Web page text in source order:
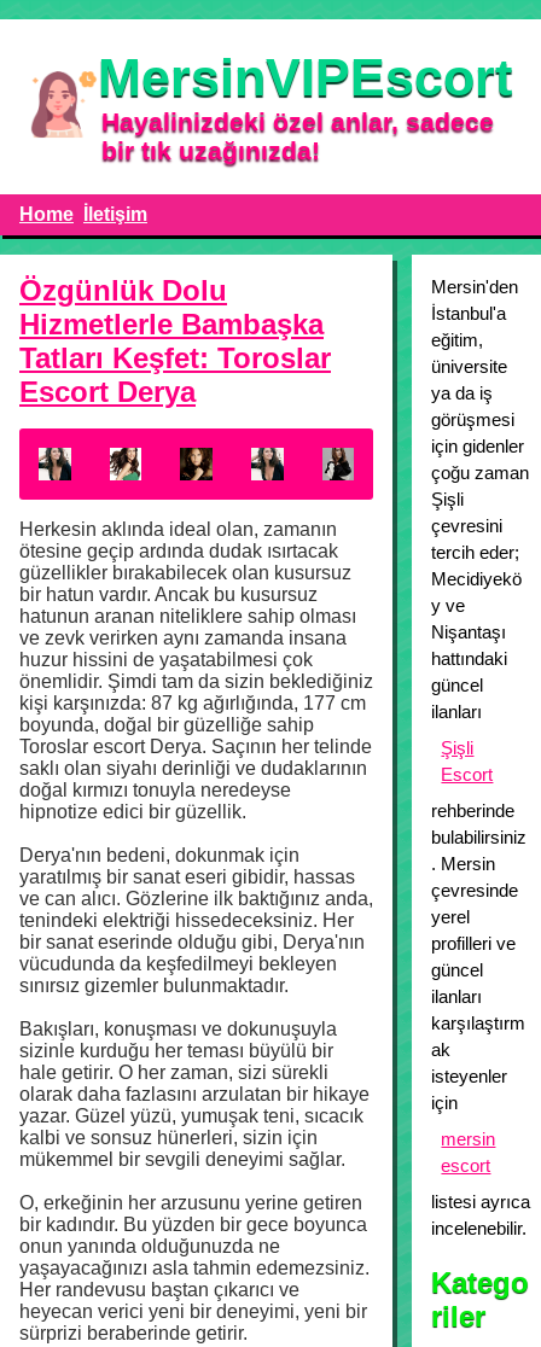
MersinVIPEscort
Hayalinizdeki özel anlar, sadece
bir tık uzağınızda!
Home İletişim
Özgünlük Dolu
Hizmetlerle Bambaşka
Tatları Keşfet: Toroslar
Escort Derya
Herkesin aklında ideal olan, zamanın
ötesine geçip ardında dudak ısırtacak
güzellikler bırakabilecek olan kusursuz
bir hatun vardır. Ancak bu kusursuz
hatunun aranan niteliklere sahip olması
ve zevk verirken aynı zamanda insana
huzur hissini de yaşatabilmesi çok
önemlidir. Şimdi tam da sizin beklediğiniz
kişi karşınızda: 87 kg ağırlığında, 177 cm
boyunda, doğal bir güzelliğe sahip
Toroslar escort Derya. Saçının her telinde
saklı olan siyahı derinliği ve dudaklarının
doğal kırmızı tonuyla neredeyse
hipnotize edici bir güzellik.
Derya'nın bedeni, dokunmak için
yaratılmış bir sanat eseri gibidir, hassas
ve can alıcı. Gözlerine ilk baktığınız anda,
tenindeki elektriği hissedeceksiniz. Her
bir sanat eserinde olduğu gibi, Derya'nın
vücudunda da keşfedilmeyi bekleyen
sınırsız gizemler bulunmaktadır.
Bakışları, konuşması ve dokunuşuyla
sizinle kurduğu her teması büyülü bir
hale getirir. O her zaman, sizi sürekli
olarak daha fazlasını arzulatan bir hikaye
yazar. Güzel yüzü, yumuşak teni, sıcacık
kalbi ve sonsuz hünerleri, sizin için
mükemmel bir sevgili deneyimi sağlar.
O, erkeğinin her arzusunu yerine getiren
bir kadındır. Bu yüzden bir gece boyunca
onun yanında olduğunuzda ne
yaşayacağınızı asla tahmin edemezsiniz.
Her randevusu baştan çıkarıcı ve
heyecan verici yeni bir deneyimi, yeni bir
sürprizi beraberinde getirir.
Mersin'den
İstanbul'a
eğitim,
üniversite
ya da iş
görüşmesi
için gidenler
çoğu zaman
Şişli
çevresini
tercih eder;
Mecidiyekö
y ve
Nişantaşı
hattındaki
güncel
ilanları
Şişli
Escort
rehberinde
bulabilirsiniz
. Mersin
çevresinde
yerel
profilleri ve
güncel
ilanları
karşılaştırm
ak
isteyenler
için
mersin
escort
listesi ayrıca
incelenebilir.
Katego
riler